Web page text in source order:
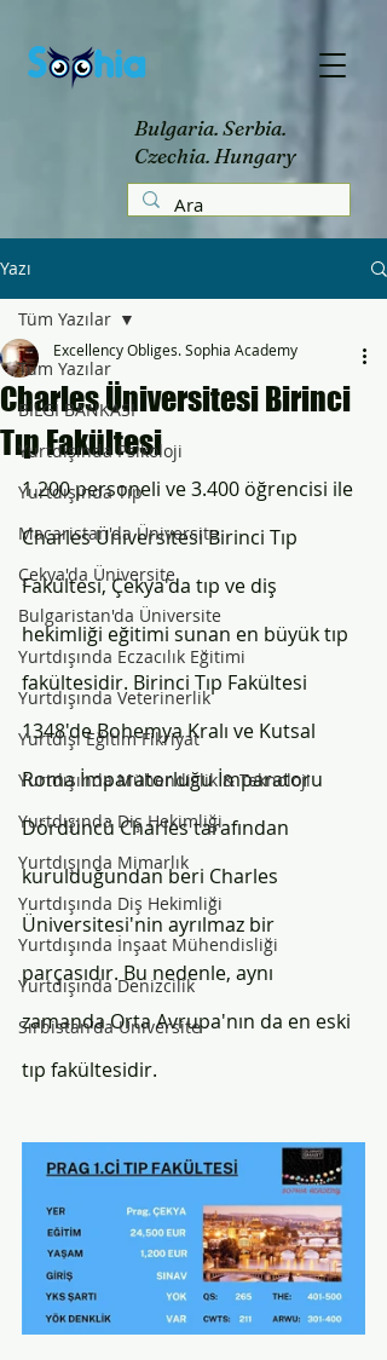
Bulgaria. Serbia.
Czechia. Hungary
Yazı
Tüm Yazılar
BİLGİ BANKASI
Yurtdışında Psikoloji
Yurtdışında Tıp
Macaristan'da Üniversite
Çekya'da Üniversite
Bulgaristan'da Üniversite
Yurtdışında Eczacılık Eğitimi
Yurtdışında Veterinerlik
Yurtdışı Eğitim Fikriyat
Yurtdışında Mühendislik & Teknoloji
Yurtdışında Diş Hekimliği
Yurtdışında Mimarlık
Yurtdışında Diş Hekimliği
Yurtdışında İnşaat Mühendisliği
Yurtdışında Denizcilik
Sırbistan'da Üniversite
Tüm Yazılar
Charles Üniversitesi Birinci
Tıp Fakültesi
Excellency Obliges. Sophia Academy
1.200 personeli ve 3.400 öğrencisi ile
Charles Üniversitesi Birinci Tıp
Fakültesi, Çekya'da tıp ve diş
hekimliği eğitimi sunan en büyük tıp
fakültesidir. Birinci Tıp Fakültesi
1348'de Bohemya Kralı ve Kutsal
Roma İmparatorluğu İmparatoru
Dördüncü Charles tarafından
kurulduğundan beri Charles
Üniversitesi'nin ayrılmaz bir
parçasıdır. Bu nedenle, aynı
zamanda Orta Avrupa'nın da en eski
tıp fakültesidir.